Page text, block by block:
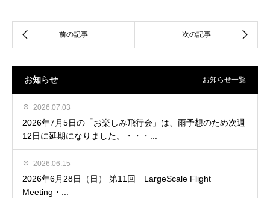
お知らせ お知らせ一覧
2026.07.03
2026年7月5日の「お楽しみ飛行会」は、雨予想のため次週
12日に延期になりました。・・・...
2026.06.15
2026年6月28日（日） 第11回 LargeScale Flight
Meeting・...